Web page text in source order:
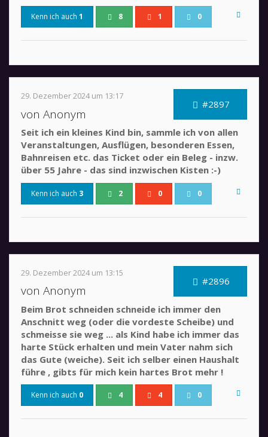
Kenn ich auch 1 8 1 0
#2897
29. Dezember 2024 um 13:17
von Anonym
Seit ich ein kleines Kind bin, sammle ich von allen
Veranstaltungen, Ausflügen, besonderen Essen,
Bahnreisen etc. das Ticket oder ein Beleg - inzw.
über 55 Jahre - das sind inzwischen Kisten :-)
Kenn ich auch 3 2 0 0
#2896
29. Dezember 2024 um 13:15
von Anonym
Beim Brot schneiden schneide ich immer den
Anschnitt weg (oder die vordeste Scheibe) und
schmeisse sie weg ... als Kind habe ich immer das
harte Stück erhalten und mein Vater nahm sich
das Gute (weiche). Seit ich selber einen Haushalt
führe , gibts für mich kein hartes Brot mehr !
Kenn ich auch 0 4 4 0